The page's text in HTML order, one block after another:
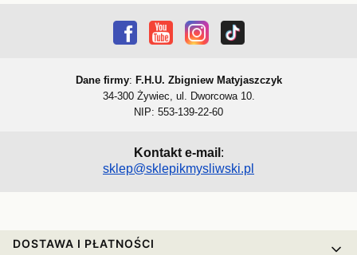
Dane firmy: F.H.U. Zbigniew Matyjaszczyk
34-300 Żywiec, ul. Dworcowa 10.
NIP: 553-139-22-60
Kontakt e-mail :
sklep@sklepikmysliwski.pl
Linki w stopce
DOSTAWA I PŁATNOŚCI